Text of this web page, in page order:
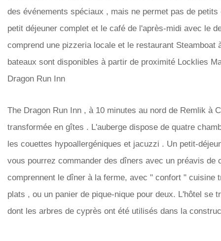
des événements spéciaux , mais ne permet pas de
petit déjeuner complet et le café de l'après-midi avec le
comprend une pizzeria locale et le restaurant Steamboat
bateaux sont disponibles à partir de proximité Locklies
Dragon Run Inn
The Dragon Run Inn , à 10 minutes au nord de Remlik à
transformée en gîtes . L'auberge dispose de quatre
les couettes hypoallergéniques et jacuzzi . Un petit-
vous pourrez commander des dîners avec un préavis de
comprennent le dîner à la ferme, avec " confort " cuisine
plats , ou un panier de pique-nique pour deux. L'hôtel se
dont les arbres de cyprès ont été utilisés dans la